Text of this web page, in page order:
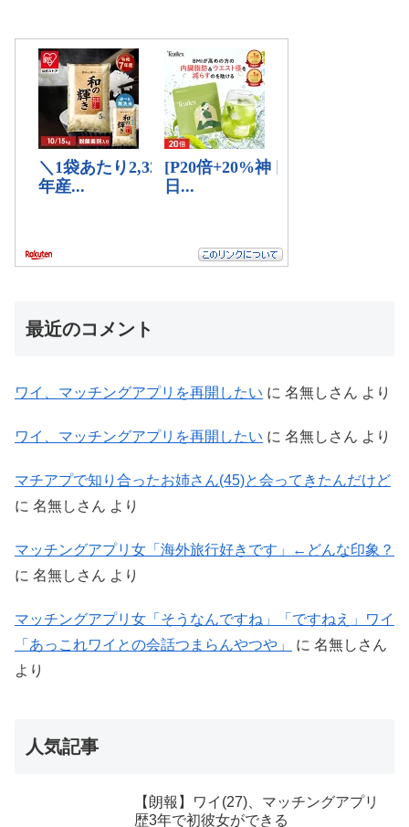
最近のコメント
ワイ、マッチングアプリを再開したい に 名無しさん より
ワイ、マッチングアプリを再開したい に 名無しさん より
マチアプで知り合ったお姉さん(45)と会ってきたんだけど
に 名無しさん より
マッチングアプリ女「海外旅行好きです」←どんな印象？
に 名無しさん より
マッチングアプリ女「そうなんですね」「ですねえ」ワイ
「あっこれワイとの会話つまらんやつや」
に 名無しさん
より
人気記事
【朗報】ワイ(27)、マッチングアプリ
歴3年で初彼女ができる